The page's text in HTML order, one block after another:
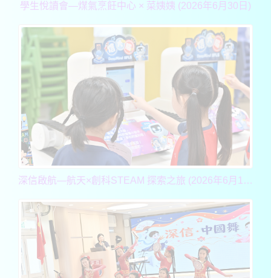
學生悅讀會—煤氣烹飪中心 × 菜姨姨 (2026年6月30日)
深信啟航—航天×創科STEAM 探索之旅 (2026年6月17, 18 & 23日)